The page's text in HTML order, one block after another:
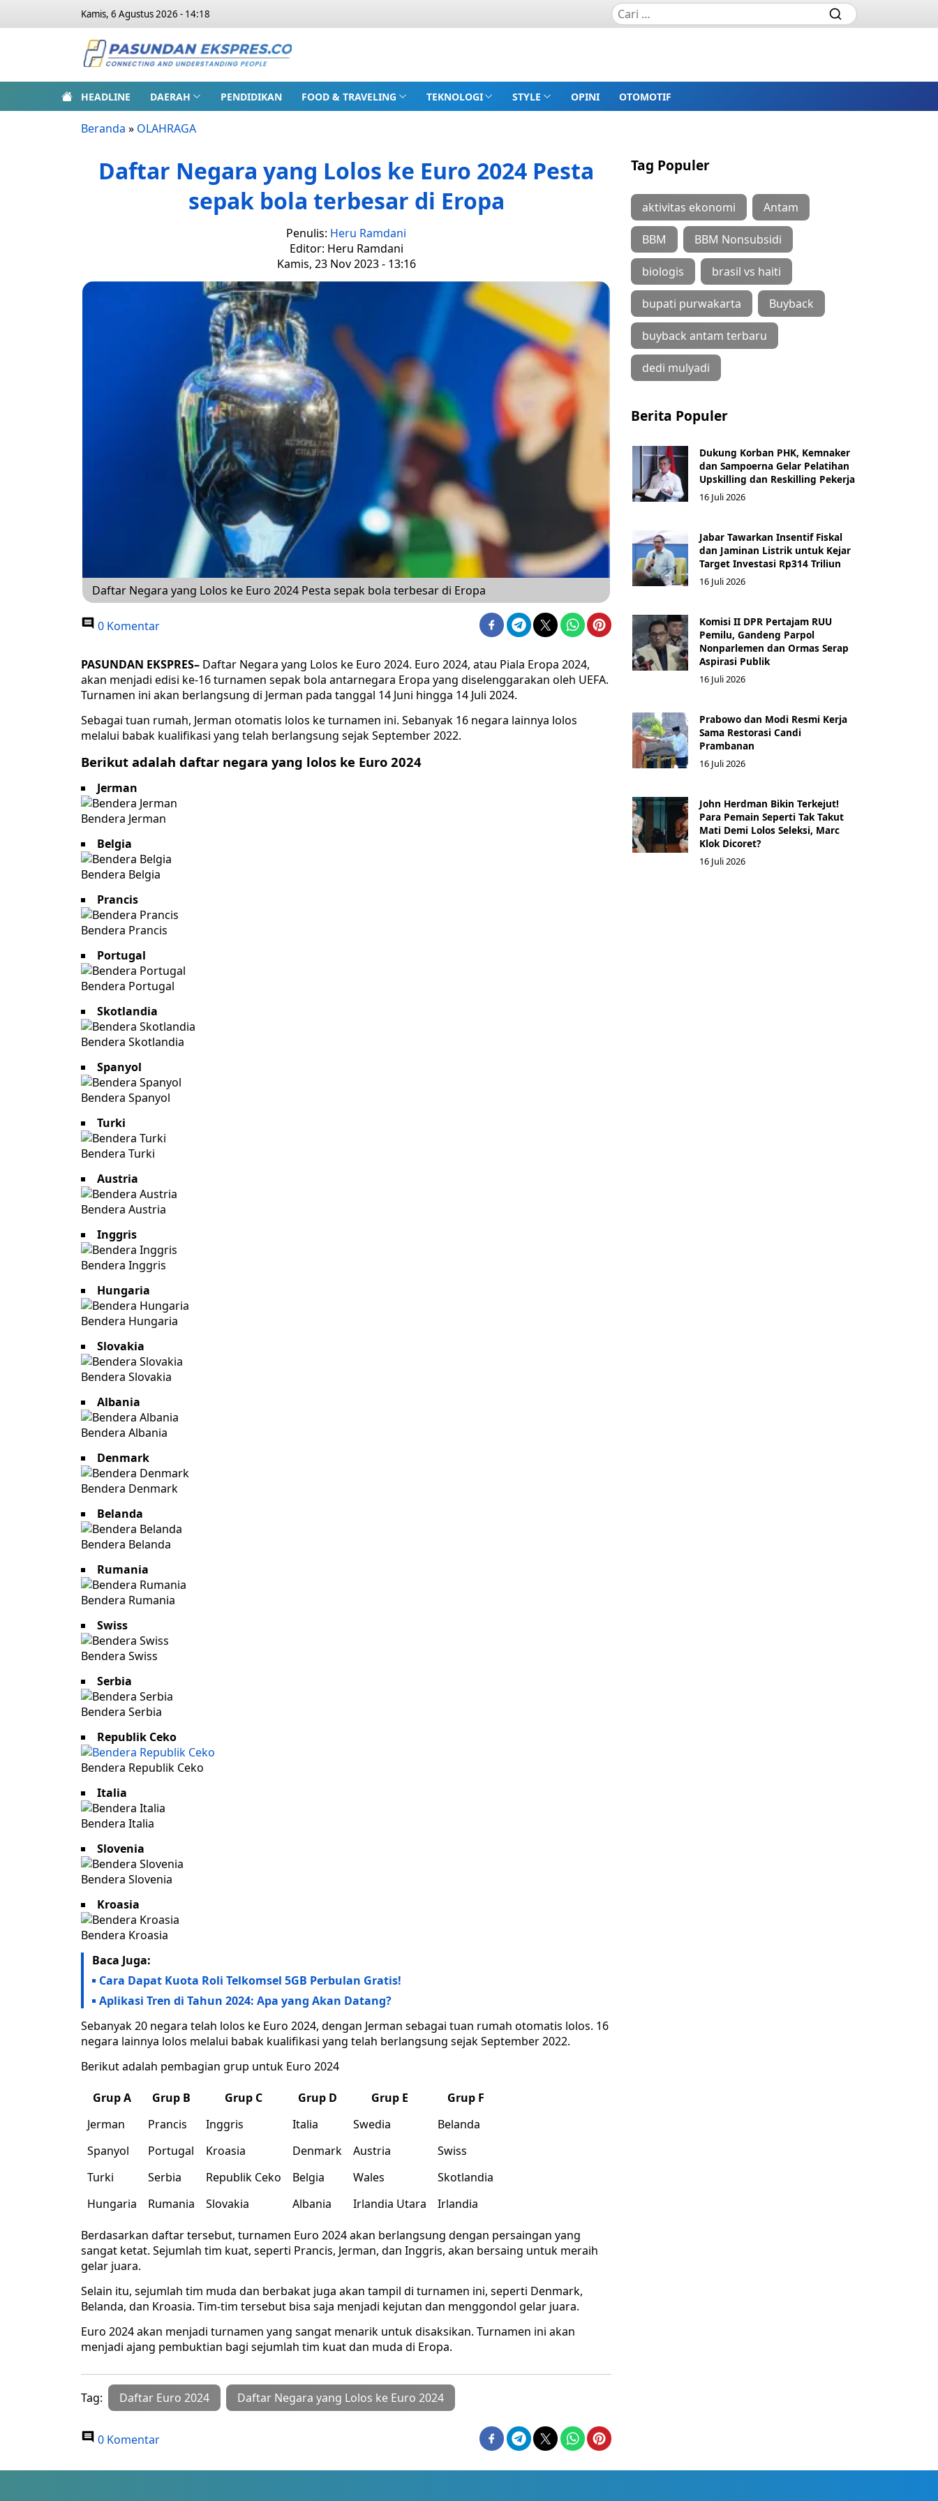
Kamis, 6 Agustus 2026 - 14:18
HEADLINE DAERAH PENDIDIKAN FOOD & TRAVELING TEKNOLOGI STYLE OPINI OTOMOTIF
Beranda » OLAHRAGA
Daftar Negara yang Lolos ke Euro 2024 Pesta
sepak bola terbesar di Eropa
Penulis: Heru Ramdani
Editor: Heru Ramdani
Kamis, 23 Nov 2023 - 13:16
Daftar Negara yang Lolos ke Euro 2024 Pesta sepak bola terbesar di Eropa
0 Komentar
PASUNDAN EKSPRES– Daftar Negara yang Lolos ke Euro 2024. Euro 2024, atau Piala Eropa 2024,
akan menjadi edisi ke-16 turnamen sepak bola antarnegara Eropa yang diselenggarakan oleh UEFA.
Turnamen ini akan berlangsung di Jerman pada tanggal 14 Juni hingga 14 Juli 2024.
Sebagai tuan rumah, Jerman otomatis lolos ke turnamen ini. Sebanyak 16 negara lainnya lolos
melalui babak kualifikasi yang telah berlangsung sejak September 2022.
Berikut adalah daftar negara yang lolos ke Euro 2024
Jerman
Bendera Jerman
Belgia
Bendera Belgia
Prancis
Bendera Prancis
Portugal
Bendera Portugal
Skotlandia
Bendera Skotlandia
Spanyol
Bendera Spanyol
Turki
Bendera Turki
Austria
Bendera Austria
Inggris
Bendera Inggris
Hungaria
Bendera Hungaria
Slovakia
Bendera Slovakia
Albania
Bendera Albania
Denmark
Bendera Denmark
Belanda
Bendera Belanda
Rumania
Bendera Rumania
Swiss
Bendera Swiss
Serbia
Bendera Serbia
Republik Ceko
Bendera Republik Ceko
Italia
Bendera Italia
Slovenia
Bendera Slovenia
Kroasia
Bendera Kroasia
Baca Juga:
Cara Dapat Kuota Roli Telkomsel 5GB Perbulan Gratis!
Aplikasi Tren di Tahun 2024: Apa yang Akan Datang?
Sebanyak 20 negara telah lolos ke Euro 2024, dengan Jerman sebagai tuan rumah otomatis lolos. 16
negara lainnya lolos melalui babak kualifikasi yang telah berlangsung sejak September 2022.
Berikut adalah pembagian grup untuk Euro 2024
Grup A Grup B Grup C Grup D Grup E
Grup F
Jerman
Prancis Inggris Italia Swedia
Belanda
Spanyol
Portugal Kroasia Denmark Austria
Swiss
Turki
Serbia Republik Ceko Belgia Wales
Skotlandia
Hungaria
Rumania Slovakia Albania Irlandia Utara Irlandia
Berdasarkan daftar tersebut, turnamen Euro 2024 akan berlangsung dengan persaingan yang
sangat ketat. Sejumlah tim kuat, seperti Prancis, Jerman, dan Inggris, akan bersaing untuk meraih
gelar juara.
Selain itu, sejumlah tim muda dan berbakat juga akan tampil di turnamen ini, seperti Denmark,
Belanda, dan Kroasia. Tim-tim tersebut bisa saja menjadi kejutan dan menggondol gelar juara.
Euro 2024 akan menjadi turnamen yang sangat menarik untuk disaksikan. Turnamen ini akan
menjadi ajang pembuktian bagi sejumlah tim kuat dan muda di Eropa.
Tag: Daftar Euro 2024 Daftar Negara yang Lolos ke Euro 2024
0 Komentar
Tag Populer
aktivitas ekonomi Antam
BBM BBM Nonsubsidi
biologis brasil vs haiti
bupati purwakarta Buyback
buyback antam terbaru
dedi mulyadi
Berita Populer
Dukung Korban PHK, Kemnaker
dan Sampoerna Gelar Pelatihan
Upskilling dan Reskilling Pekerja
16 Juli 2026
Jabar Tawarkan Insentif Fiskal
dan Jaminan Listrik untuk Kejar
Target Investasi Rp314 Triliun
16 Juli 2026
Komisi II DPR Pertajam RUU
Pemilu, Gandeng Parpol
Nonparlemen dan Ormas Serap
Aspirasi Publik
16 Juli 2026
Prabowo dan Modi Resmi Kerja
Sama Restorasi Candi
Prambanan
16 Juli 2026
John Herdman Bikin Terkejut!
Para Pemain Seperti Tak Takut
Mati Demi Lolos Seleksi, Marc
Klok Dicoret?
16 Juli 2026